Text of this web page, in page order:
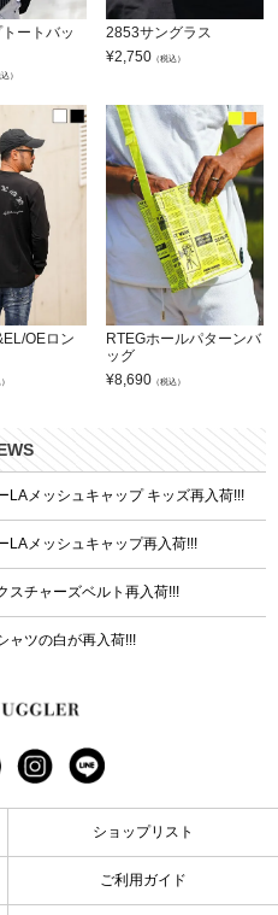
ートバッ
）
2853サングラス
¥2,750 （税込）
OEロン
RTEGホールパターンバ
ッグ
¥8,690 （税込）
LAメッシュキャップ キッズ再入荷!!!
LAメッシュキャップ再入荷!!!
スチャーズベルト再入荷!!!
ャツの白が再入荷!!!
ングパンツ再入荷!!!
ニムロングパンツ再入荷!!!
パンツ再入荷!!!
ショップリスト
ご利用ガイド